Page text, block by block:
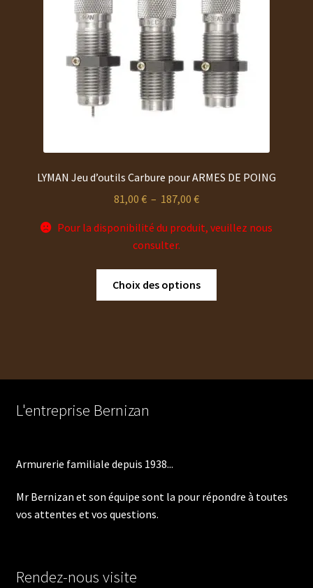
LYMAN Jeu d’outils Carbure pour ARMES DE POING
81,00 € – 187,00 €Plage
prix :
à
187,00 €
Pour la disponibilité du produit, veuillez nous
consulter.
Choix des options
options
du
L'entreprise Bernizan
Armurerie familiale depuis 1938...
Mr Bernizan et son équipe sont la pour répondre à toutes
vos attentes et vos questions.
Rendez-nous visite